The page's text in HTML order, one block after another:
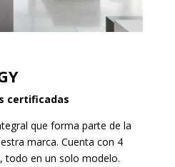
certificadas
que forma parte de la
marca. Cuenta con 4
todo en un solo modelo.